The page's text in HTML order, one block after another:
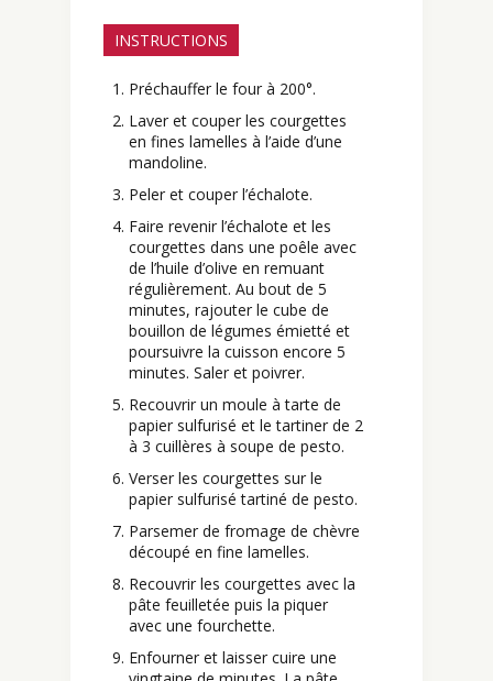
INSTRUCTIONS
Préchauffer le four à 200°.
Laver et couper les courgettes
en fines lamelles à l’aide d’une
mandoline.
Peler et couper l’échalote.
Faire revenir l’échalote et les
courgettes dans une poêle avec
de l’huile d’olive en remuant
régulièrement. Au bout de 5
minutes, rajouter le cube de
bouillon de légumes émietté et
poursuivre la cuisson encore 5
minutes. Saler et poivrer.
Recouvrir un moule à tarte de
papier sulfurisé et le tartiner de 2
à 3 cuillères à soupe de pesto.
Verser les courgettes sur le
papier sulfurisé tartiné de pesto.
Parsemer de fromage de chèvre
découpé en fine lamelles.
Recouvrir les courgettes avec la
pâte feuilletée puis la piquer
avec une fourchette.
Enfourner et laisser cuire une